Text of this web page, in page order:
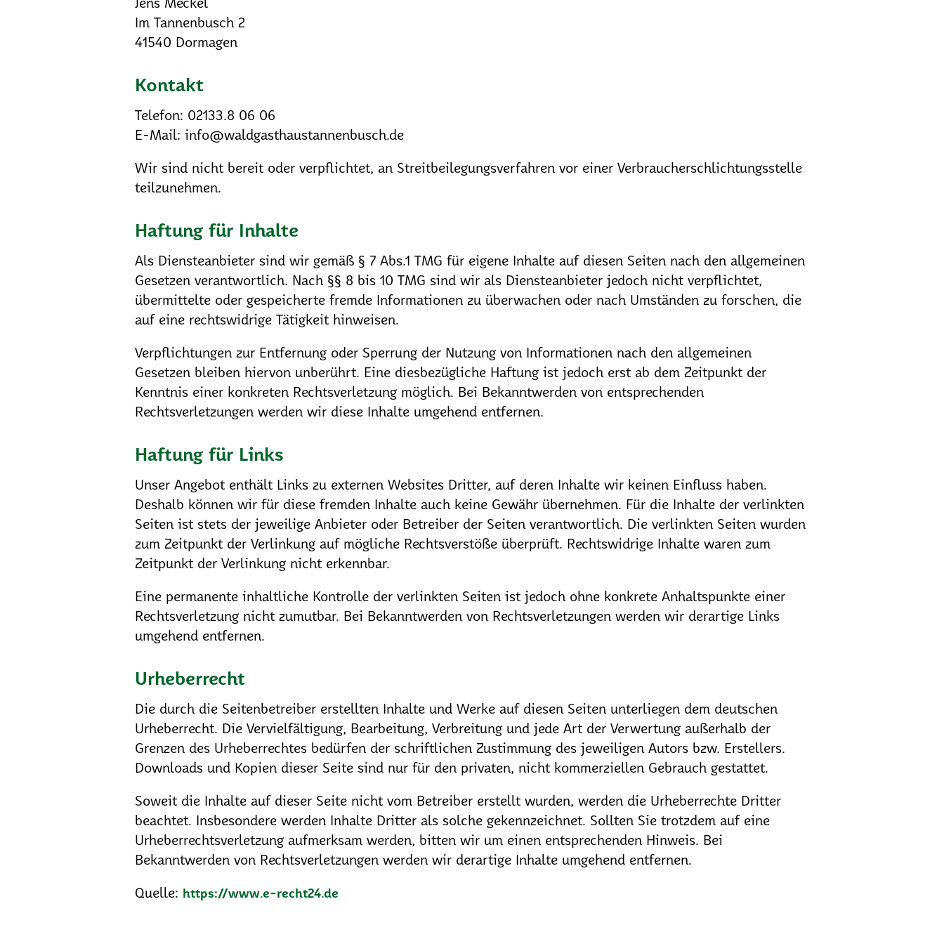
Jens Meckel
Im Tannenbusch 2
41540 Dormagen
Kontakt
Telefon: 02133.8 06 06
E-Mail: info@waldgasthaustannenbusch.de
Wir sind nicht bereit oder verpflichtet, an Streitbeilegungsverfahren vor einer Verbraucherschlichtungsstelle
teilzunehmen.
Haftung für Inhalte
Als Diensteanbieter sind wir gemäß § 7 Abs.1 TMG für eigene Inhalte auf diesen Seiten nach den allgemeinen
Gesetzen verantwortlich. Nach §§ 8 bis 10 TMG sind wir als Diensteanbieter jedoch nicht verpflichtet,
übermittelte oder gespeicherte fremde Informationen zu überwachen oder nach Umständen zu forschen, die
auf eine rechtswidrige Tätigkeit hinweisen.
Verpflichtungen zur Entfernung oder Sperrung der Nutzung von Informationen nach den allgemeinen
Gesetzen bleiben hiervon unberührt. Eine diesbezügliche Haftung ist jedoch erst ab dem Zeitpunkt der
Kenntnis einer konkreten Rechtsverletzung möglich. Bei Bekanntwerden von entsprechenden
Rechtsverletzungen werden wir diese Inhalte umgehend entfernen.
Haftung für Links
Unser Angebot enthält Links zu externen Websites Dritter, auf deren Inhalte wir keinen Einfluss haben.
Deshalb können wir für diese fremden Inhalte auch keine Gewähr übernehmen. Für die Inhalte der verlinkten
Seiten ist stets der jeweilige Anbieter oder Betreiber der Seiten verantwortlich. Die verlinkten Seiten wurden
zum Zeitpunkt der Verlinkung auf mögliche Rechtsverstöße überprüft. Rechtswidrige Inhalte waren zum
Zeitpunkt der Verlinkung nicht erkennbar.
Eine permanente inhaltliche Kontrolle der verlinkten Seiten ist jedoch ohne konkrete Anhaltspunkte einer
Rechtsverletzung nicht zumutbar. Bei Bekanntwerden von Rechtsverletzungen werden wir derartige Links
umgehend entfernen.
Urheberrecht
Die durch die Seitenbetreiber erstellten Inhalte und Werke auf diesen Seiten unterliegen dem deutschen
Urheberrecht. Die Vervielfältigung, Bearbeitung, Verbreitung und jede Art der Verwertung außerhalb der
Grenzen des Urheberrechtes bedürfen der schriftlichen Zustimmung des jeweiligen Autors bzw. Erstellers.
Downloads und Kopien dieser Seite sind nur für den privaten, nicht kommerziellen Gebrauch gestattet.
Soweit die Inhalte auf dieser Seite nicht vom Betreiber erstellt wurden, werden die Urheberrechte Dritter
beachtet. Insbesondere werden Inhalte Dritter als solche gekennzeichnet. Sollten Sie trotzdem auf eine
Urheberrechtsverletzung aufmerksam werden, bitten wir um einen entsprechenden Hinweis. Bei
Bekanntwerden von Rechtsverletzungen werden wir derartige Inhalte umgehend entfernen.
Quelle: https://www.e-recht24.de